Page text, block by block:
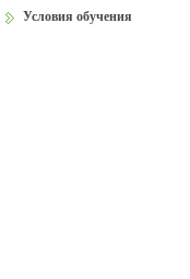
Условия обучения